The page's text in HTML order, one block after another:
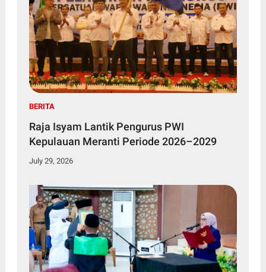
BERITA
Raja Isyam Lantik Pengurus PWI
Kepulauan Meranti Periode 2026–2029
July 29, 2026